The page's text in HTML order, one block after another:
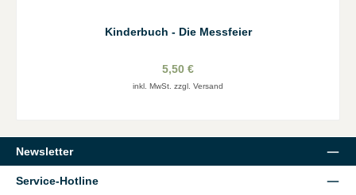
Kinderbuch - Die Messfeier
5,50 €
inkl. MwSt. zzgl. Versand
Newsletter
Service-Hotline